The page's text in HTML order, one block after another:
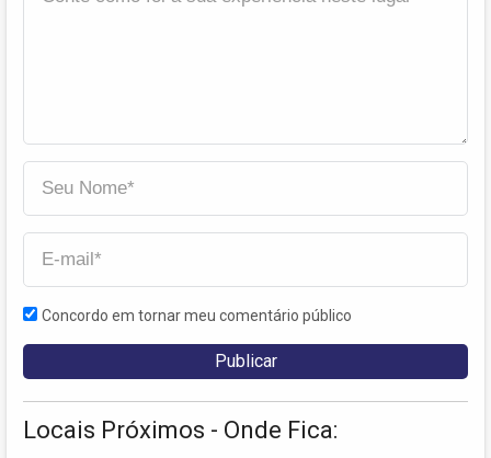
Concordo em tornar meu comentário público
Locais Próximos - Onde Fica: